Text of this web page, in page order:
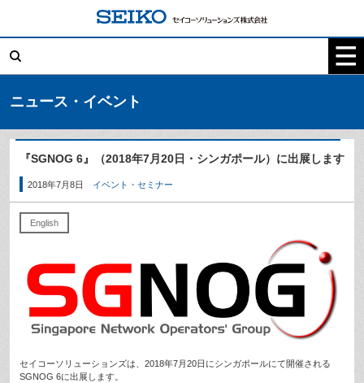
索:
ニュース・イベント
『SGNOG 6』（2018年7月20日・シンガポール）に出展します
2018年7月8日 イベント・セミナー
English
セイコーソリューションズは、2018年7月20日にシンガポールにて開催される
SGNOG 6に出展します。